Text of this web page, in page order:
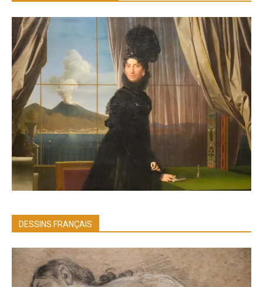
DESSINS FRANÇAIS